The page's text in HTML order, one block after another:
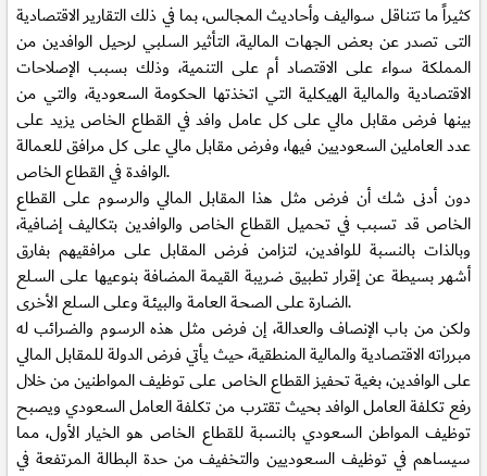
كثيراً ما تتناقل سواليف وأحاديث المجالس، بما في ذلك التقارير الاقتصادية
التى تصدر عن بعض الجهات المالية، التأثير السلبي لرحيل الوافدين من
المملكة سواء على الاقتصاد أم على التنمية، وذلك بسبب الإصلاحات
الاقتصادية والمالية الهيكلية التي اتخذتها الحكومة السعودية، والتي من
بينها فرض مقابل مالي على كل عامل وافد في القطاع الخاص يزيد على
عدد العاملين السعوديين فيها، وفرض مقابل مالي على كل مرافق للعمالة
الوافدة في القطاع الخاص.
دون أدنى شك أن فرض مثل هذا المقابل المالي والرسوم على القطاع
الخاص قد تسبب في تحميل القطاع الخاص والوافدين بتكاليف إضافية،
وبالذات بالنسبة للوافدين، لتزامن فرض المقابل على مرافقيهم بفارق
أشهر بسيطة عن إقرار تطبيق ضريبة القيمة المضافة بنوعيها علـى السـلع
الضـارة علـى الصحـة العامـة والبيئـة وعلى السلع الأخرى.
ولكن من باب الإنصاف والعدالة، إن فرض مثل هذه الرسوم والضرائب له
مبرراته الاقتصادية والمالية المنطقية، حيث يأتي فرض الدولة للمقابل المالي
على الوافدين، بغية تحفيز القطاع الخاص على توظيف المواطنين من خلال
رفع تكلفة العامل الوافد بحيث تقترب من تكلفة العامل السعودي ويصبح
توظيف المواطن السعودي بالنسبة للقطاع الخاص هو الخيار الأول، مما
سيساهم في توظيف السعوديين والتخفيف من حدة البطالة المرتفعة في